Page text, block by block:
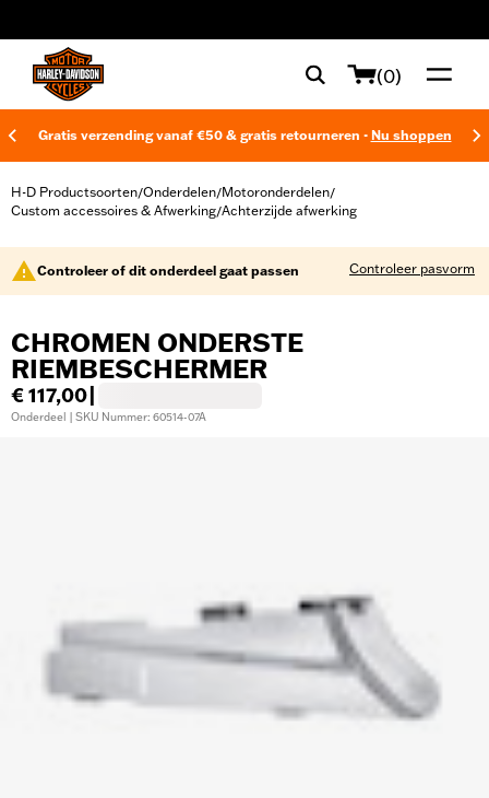
(0)
Gratis verzending vanaf €50 & gratis retourneren - Nu shoppen
H-D Productsoorten/Onderdelen/Motoronderdelen/
Custom accessoires & Afwerking/Achterzijde afwerking
Controleer of dit onderdeel gaat passen Controleer pasvorm
CHROMEN ONDERSTE
RIEMBESCHERMER
€ 117,00
Onderdeel | SKU Nummer: 60514-07A